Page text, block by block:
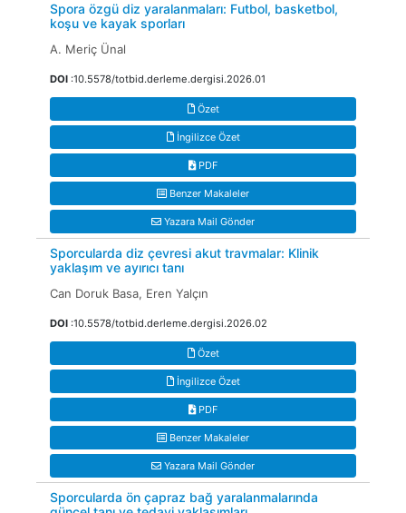
Spora özgü diz yaralanmaları: Futbol, basketbol,
koşu ve kayak sporları
A. Meriç Ünal
DOI :10.5578/totbid.derleme.dergisi.2026.01
Özet
İngilizce Özet
PDF
Benzer Makaleler
Yazara Mail Gönder
Sporcularda diz çevresi akut travmalar: Klinik
yaklaşım ve ayırıcı tanı
Can Doruk Basa, Eren Yalçın
DOI :10.5578/totbid.derleme.dergisi.2026.02
Özet
İngilizce Özet
PDF
Benzer Makaleler
Yazara Mail Gönder
Sporcularda ön çapraz bağ yaralanmalarında